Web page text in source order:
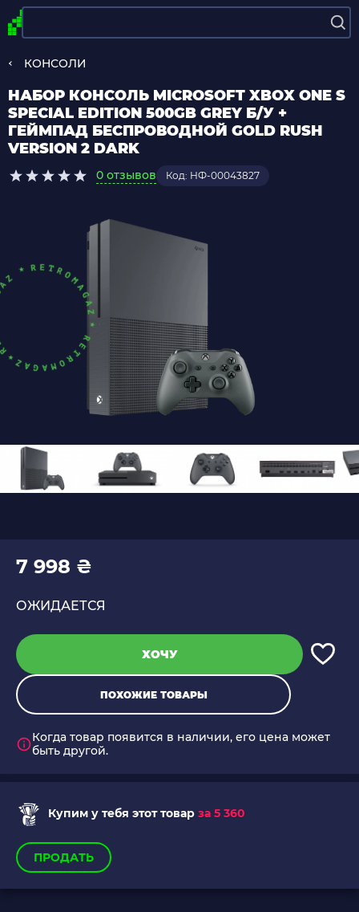
КОНСОЛИ
НАБОР КОНСОЛЬ MICROSOFT XBOX ONE S
SPECIAL EDITION 500GB GREY Б/У +
ГЕЙМПАД БЕСПРОВОДНОЙ GOLD RUSH
VERSION 2 DARK
0 отзывов Код: НФ-00043827
7 998 ₴
ОЖИДАЕТСЯ
ХОЧУ
ПОХОЖИЕ ТОВАРЫ
Когда товар появится в наличии, его цена может
быть другой.
Купим у тебя этот товар за 5 360
ПРОДАТЬ